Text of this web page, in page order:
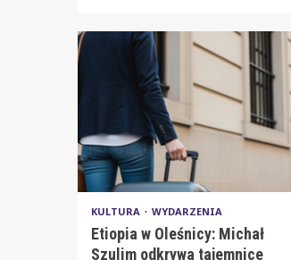
KULTURA WYDARZENIA
Etiopia w Oleśnicy: Michał
Szulim odkrywa tajemnice